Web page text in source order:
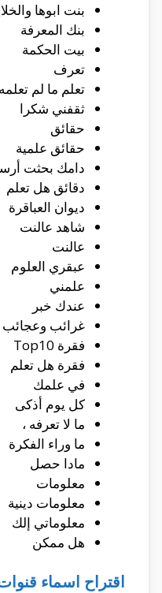
بنت ابوها
بنك المعرفة
بيت الحكمة
تعرف
تعلم ما لم تعلمه
ثقفني شكرا
حقائق
حقائق علمية
دامك بحثت
دقائق هل تعلم
ديوان العباقرة
شاهد عالنت
عالنت
عبقري العلوم
علمني
عندك خبر
غرائب وعجائب
فقرة Top10
فقرة هل تعلم
في علمك
كل يوم أذكى
ما لا تعرفه ،
ما وراء الفكرة
مادا حصل
معلومات
معلومات دينية
معلوماتي إلك
هل ممكن
اقتراح اسماء